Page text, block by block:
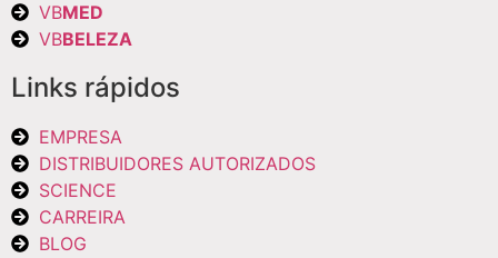
VBMED
VBBELEZA
Links rápidos
EMPRESA
DISTRIBUIDORES AUTORIZADOS
SCIENCE
CARREIRA
BLOG